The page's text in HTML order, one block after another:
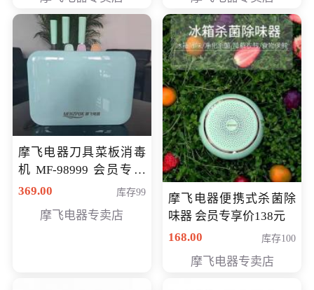
摩飞电器刀具菜板消毒
机 MF-98999 会员专享
价286元
369.00 库存99
摩飞电器专卖店
摩飞电器便携式杀菌除
味器 会员专享价138元
168.00
库存100
摩飞电器专卖店